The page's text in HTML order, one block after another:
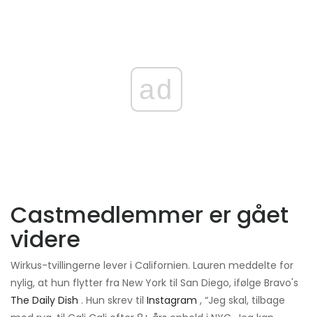
ad
Castmedlemmer er gået
videre
Wirkus-tvillingerne lever i Californien. Lauren meddelte for
nylig, at hun flytter fra New York til San Diego, ifølge Bravo's
The Daily Dish . Hun skrev til Instagram , “Jeg skal, tilbage